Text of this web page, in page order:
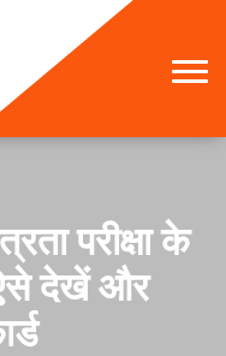
परीक्षा के
ऐसे देखें और